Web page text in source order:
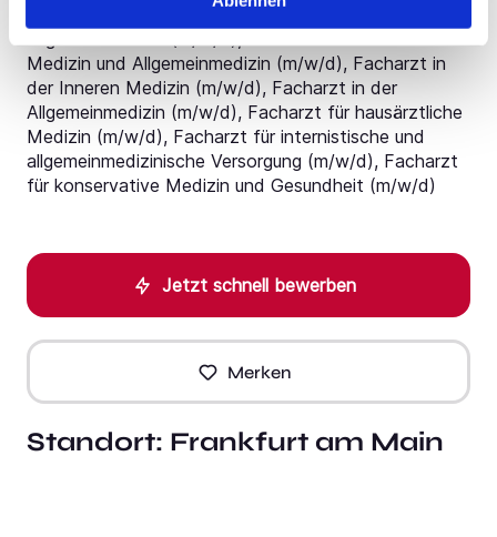
Facharzt für Innere Medizin (m/w/d), Facharzt für
Medizin und Allgemeinmedizin (m/w/d), Facharzt in
der Inneren Medizin (m/w/d), Facharzt in der
Allgemeinmedizin (m/w/d), Facharzt für hausärztliche
Medizin (m/w/d), Facharzt für internistische und
allgemeinmedizinische Versorgung (m/w/d), Facharzt
für konservative Medizin und Gesundheit (m/w/d)
Jetzt schnell bewerben
Merken
Standort: Frankfurt am Main